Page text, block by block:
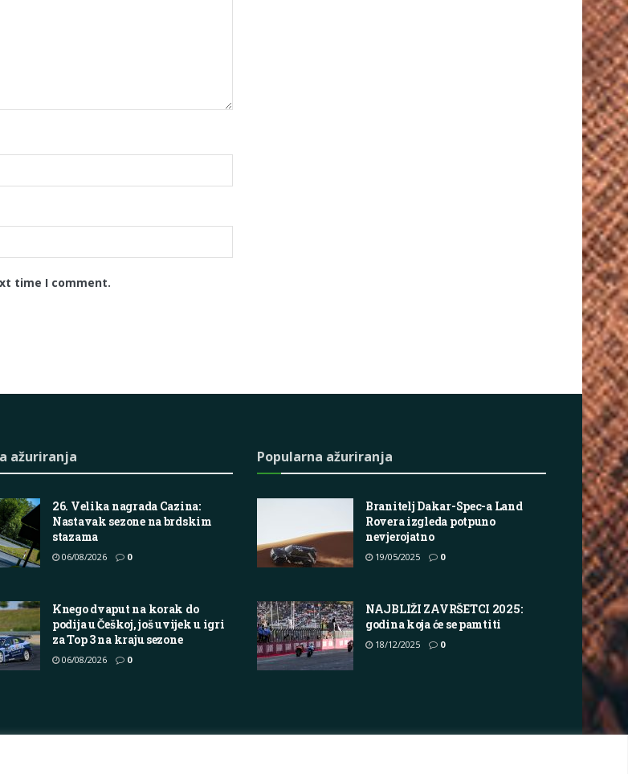
time I comment.
ažuriranja
26. Velika nagrada Cazina:
Nastavak sezone na brdskim
stazama
06/08/2026 0
Knego dvaput na korak do
podija u Češkoj, još uvijek u igri
za Top 3 na kraju sezone
06/08/2026 0
Popularna ažuriranja
Branitelj Dakar-Spec-a Land
Rovera izgleda potpuno
nevjerojatno
19/05/2025 0
NAJBLIŽI ZAVRŠETCI 2025:
godina koja će se pamtiti
18/12/2025 0